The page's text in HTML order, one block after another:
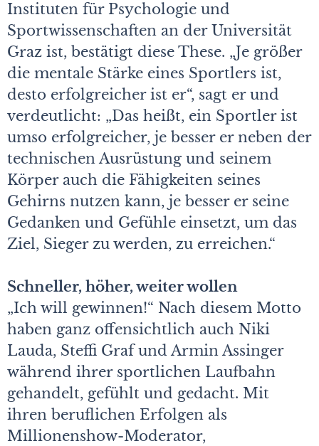
Instituten für Psychologie und
Sportwissenschaften an der Universität
Graz ist, bestätigt diese These. „Je größer
die mentale Stärke eines Sportlers ist,
desto erfolgreicher ist er“, sagt er und
verdeutlicht: „Das heißt, ein Sportler ist
umso erfolgreicher, je besser er neben der
technischen Ausrüstung und seinem
Körper auch die Fähigkeiten seines
Gehirns nutzen kann, je besser er seine
Gedanken und Gefühle einsetzt, um das
Ziel, Sieger zu werden, zu erreichen.“
Schneller, höher, weiter wollen
„Ich will gewinnen!“ Nach diesem Motto
haben ganz offensichtlich auch Niki
Lauda, Steffi Graf und Armin Assinger
während ihrer sportlichen Laufbahn
gehandelt, gefühlt und gedacht. Mit
ihren beruflichen Erfolgen als
Millionenshow-Moderator,